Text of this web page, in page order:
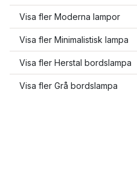
Visa fler Moderna lampor
Visa fler Minimalistisk lampa
Visa fler Herstal bordslampa
Visa fler Grå bordslampa